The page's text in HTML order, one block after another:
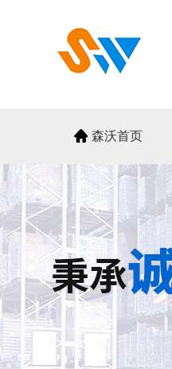
森沃首页